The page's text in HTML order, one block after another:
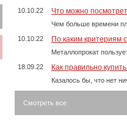
10.10.22
Что можно
Чем больше времени
10.10.22
По каким критериям
Металлопрокат
18.09.22
Как правильно
Казалось бы, что нет
Смотреть все